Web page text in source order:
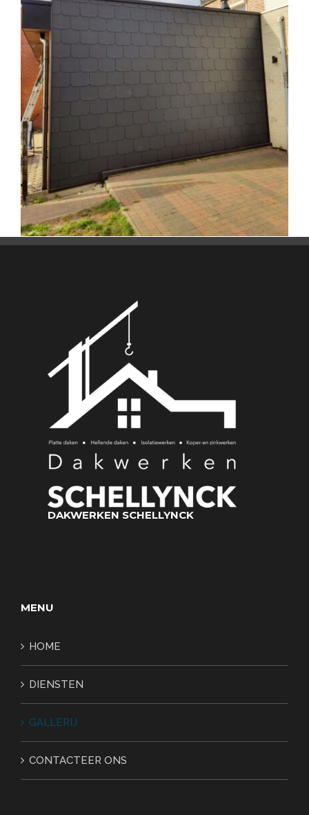
DAKWERKEN SCHELLYNCK
MENU
HOME
DIENSTEN
GALLERIJ
CONTACTEER ONS